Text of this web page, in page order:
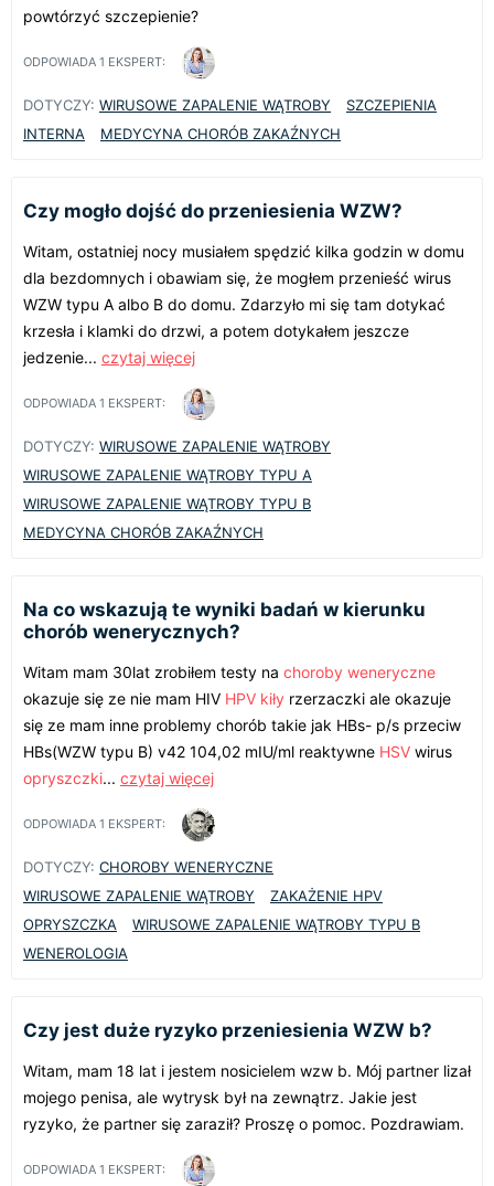
powtórzyć szczepienie?
ODPOWIADA 1 EKSPERT:
DOTYCZY: WIRUSOWE ZAPALENIE WĄTROBY
SZCZEPIENIA
INTERNA
MEDYCYNA CHORÓB ZAKAŹNYCH
Czy mogło dojść do przeniesienia WZW?
Witam, ostatniej nocy musiałem spędzić kilka godzin w domu
dla bezdomnych i obawiam się, że mogłem przenieść wirus
WZW typu A albo B do domu. Zdarzyło mi się tam dotykać
krzesła i klamki do drzwi, a potem dotykałem jeszcze
jedzenie... czytaj więcej
ODPOWIADA 1 EKSPERT:
DOTYCZY: WIRUSOWE ZAPALENIE WĄTROBY
WIRUSOWE ZAPALENIE WĄTROBY TYPU A
WIRUSOWE ZAPALENIE WĄTROBY TYPU B
MEDYCYNA CHORÓB ZAKAŹNYCH
Na co wskazują te wyniki badań w kierunku
chorób wenerycznych?
Witam mam 30lat zrobiłem testy na choroby weneryczne
okazuje się ze nie mam HIV HPV kiły rzerzaczki ale okazuje
się ze mam inne problemy chorób takie jak HBs- p/s przeciw
HBs(WZW typu B) v42 104,02 mIU/ml reaktywne HSV wirus
opryszczki... czytaj więcej
ODPOWIADA 1 EKSPERT:
DOTYCZY: CHOROBY WENERYCZNE
WIRUSOWE ZAPALENIE WĄTROBY
ZAKAŻENIE HPV
OPRYSZCZKA
WIRUSOWE ZAPALENIE WĄTROBY TYPU B
WENEROLOGIA
Czy jest duże ryzyko przeniesienia WZW b?
Witam, mam 18 lat i jestem nosicielem wzw b. Mój partner lizał
mojego penisa, ale wytrysk był na zewnątrz. Jakie jest
ryzyko, że partner się zaraził? Proszę o pomoc. Pozdrawiam.
ODPOWIADA 1 EKSPERT: